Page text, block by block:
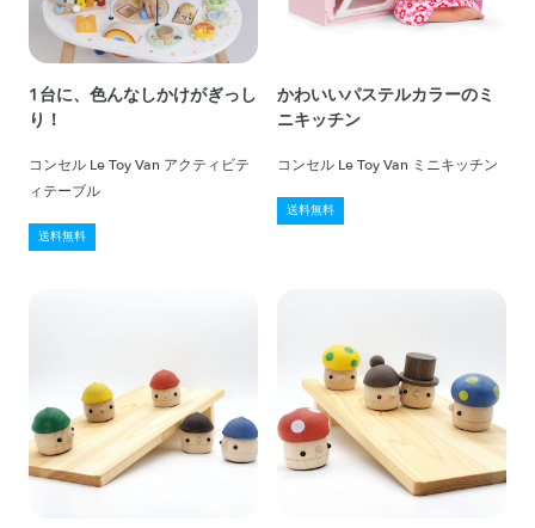
1台に、色んなしかけがぎっし
り！
コンセル Le Toy Van アクティビテ
ィテーブル
送料無料
かわいいパステルカラーのミ
ニキッチン
コンセル Le Toy Van ミニキッチン
送料無料